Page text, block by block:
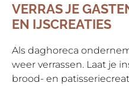
VERRAS JE
EN IJSCREATIES
Als daghoreca
weer verrassen. Laat je
brood- en